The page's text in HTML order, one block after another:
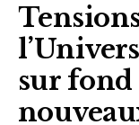
sur fond